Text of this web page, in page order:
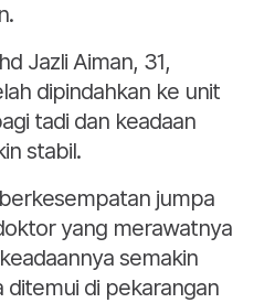
Jazli Aiman, 31,
dipindahkan ke unit
tadi dan keadaan
stabil.
jumpa
yang merawatnya
semakin
ditemui di pekarangan